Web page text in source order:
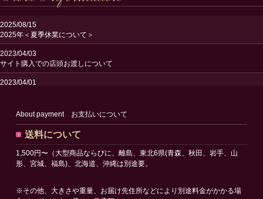
2025/08/15
2025年＜夏季休業について＞
2023/04/03
サイト購入での店頭お渡しについて
2023/04/01
2023/02/24
About payment お支払いについて
送料について
1,500円〜（大型商品ならびに、離島、東北6県(青森、秋田、岩手、山
形、宮城、福島)、北海道、沖縄は別途要。
※その他、大きさや重量、お届け先住所などにより別途料金がかかる場